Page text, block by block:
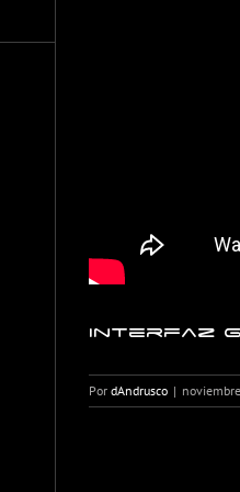
Interfaz
Por dAndrusco |